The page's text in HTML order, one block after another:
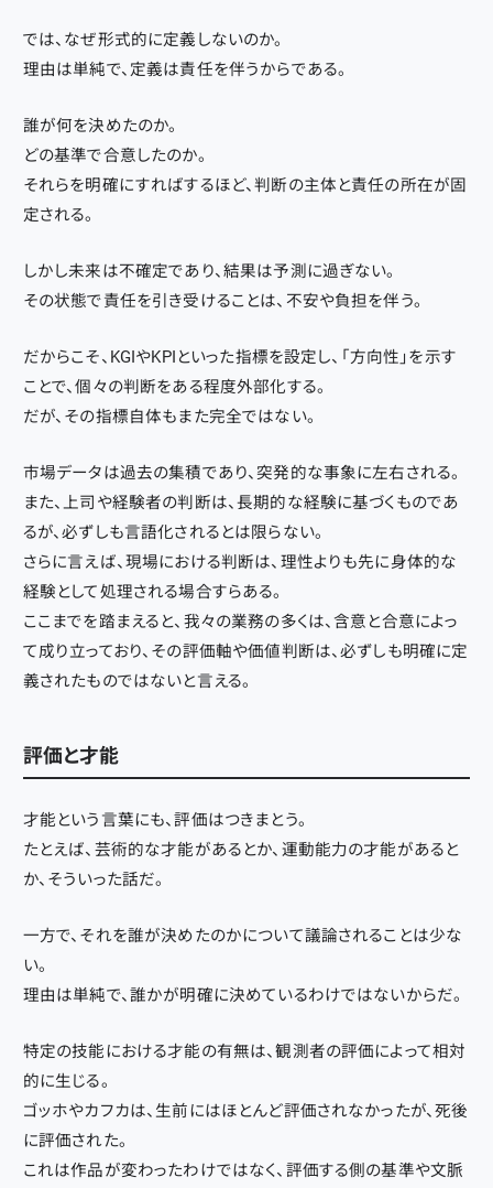
では、なぜ形式的に定義しないのか。
理由は単純で、定義は責任を伴うからである。
誰が何を決めたのか。
どの基準で合意したのか。
それらを明確にすればするほど、判断の主体と責任の所在が固
定される。
しかし未来は不確定であり、結果は予測に過ぎない。
その状態で責任を引き受けることは、不安や負担を伴う。
だからこそ、KGIやKPIといった指標を設定し、「方向性」を示す
ことで、個々の判断をある程度外部化する。
だが、その指標自体もまた完全ではない。
市場データは過去の集積であり、突発的な事象に左右される。
また、上司や経験者の判断は、長期的な経験に基づくものであ
るが、必ずしも言語化されるとは限らない。
さらに言えば、現場における判断は、理性よりも先に身体的な
経験として処理される場合すらある。
ここまでを踏まえると、我々の業務の多くは、含意と合意によっ
て成り立っており、その評価軸や価値判断は、必ずしも明確に定
義されたものではないと言える。
評価と才能
才能という言葉にも、評価はつきまとう。
たとえば、芸術的な才能があるとか、運動能力の才能があると
か、そういった話だ。
一方で、それを誰が決めたのかについて議論されることは少な
い。
理由は単純で、誰かが明確に決めているわけではないからだ。
特定の技能における才能の有無は、観測者の評価によって相対
的に生じる。
ゴッホやカフカは、生前にはほとんど評価されなかったが、死後
に評価された。
これは作品が変わったわけではなく、評価する側の基準や文脈